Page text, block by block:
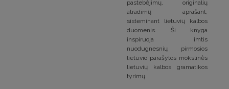
pastebėjimų, originalių
atradimų aprašant,
sisteminant lietuvių kalbos
duomenis. Ši knyga
inspiruoja imtis
nuodugnesnių pirmosios
lietuvio parašytos mokslinės
lietuvių kalbos gramatikos
tyrimų.